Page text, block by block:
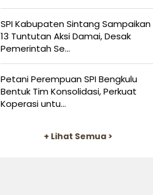
SPI Kabupaten Sintang Sampaikan
13 Tuntutan Aksi Damai, Desak
Pemerintah Se...
Petani Perempuan SPI Bengkulu
Bentuk Tim Konsolidasi, Perkuat
Koperasi untu...
+ Lihat Semua >